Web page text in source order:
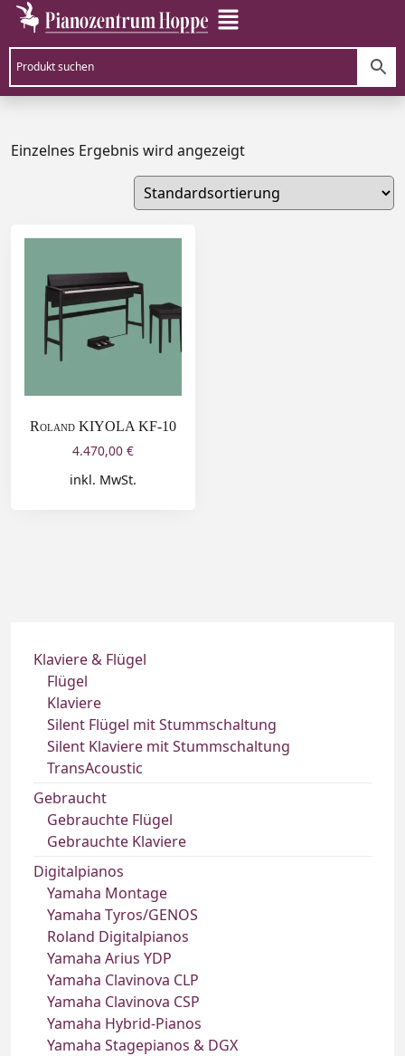
Einzelnes Ergebnis wird angezeigt
Roland KIYOLA KF-10
4.470,00 €
inkl. MwSt.
Klaviere & Flügel
Flügel
Klaviere
Silent Flügel mit Stummschaltung
Silent Klaviere mit Stummschaltung
TransAcoustic
Gebraucht
Gebrauchte Flügel
Gebrauchte Klaviere
Digitalpianos
Yamaha Montage
Yamaha Tyros/GENOS
Roland Digitalpianos
Yamaha Arius YDP
Yamaha Clavinova CLP
Yamaha Clavinova CSP
Yamaha Hybrid-Pianos
Yamaha Stagepianos & DGX